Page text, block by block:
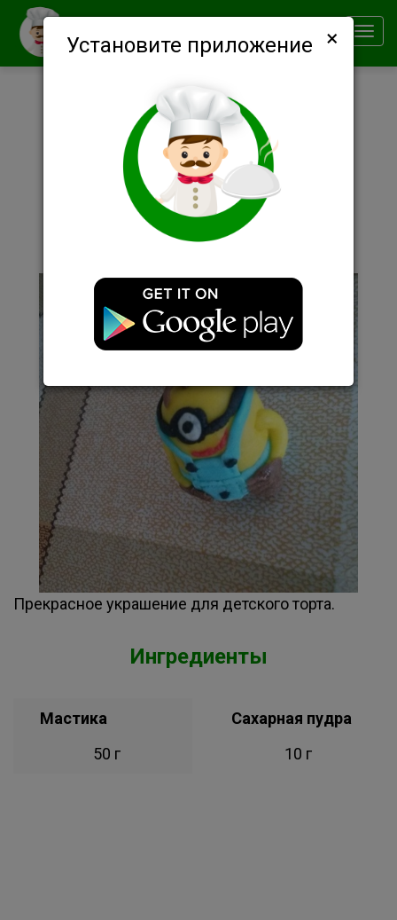
Установите приложение ×
Описание
Прекрасное украшение для детского торта.
Ингредиенты
Мастика
50 г
Сахарная пудра
10 г